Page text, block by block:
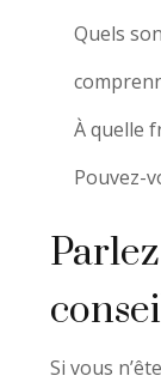
Quels
À quelle
Pouvez-
Si vous